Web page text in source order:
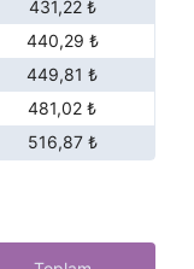
431,22 ₺
440,29 ₺
449,81 ₺
481,02 ₺
516,87 ₺